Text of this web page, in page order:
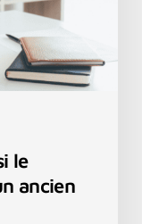
le
ancien